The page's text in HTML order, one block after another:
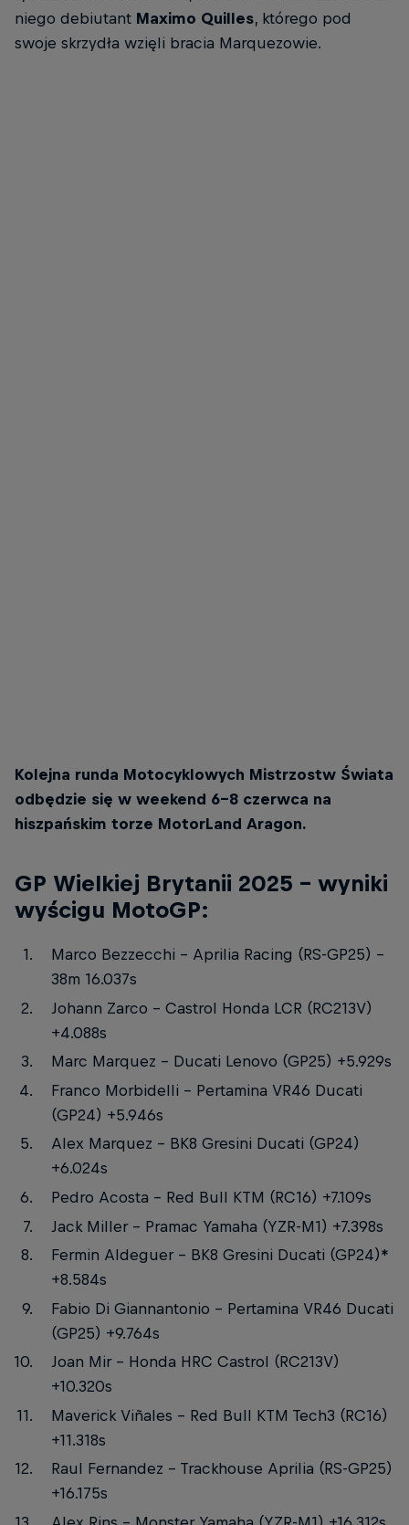
niego debiutant Maximo Quilles, którego pod
swoje skrzydła wzięli bracia Marquezowie.
Kolejna runda Motocyklowych Mistrzostw Świata
odbędzie się w weekend 6-8 czerwca na
hiszpańskim torze MotorLand Aragon.
GP Wielkiej Brytanii 2025 – wyniki
wyścigu MotoGP:
Marco Bezzecchi – Aprilia Racing (RS-GP25) –
38m 16.037s
Johann Zarco – Castrol Honda LCR (RC213V)
+4.088s
Marc Marquez – Ducati Lenovo (GP25) +5.929s
Franco Morbidelli – Pertamina VR46 Ducati
(GP24) +5.946s
Alex Marquez – BK8 Gresini Ducati (GP24)
+6.024s
Pedro Acosta – Red Bull KTM (RC16) +7.109s
Jack Miller – Pramac Yamaha (YZR-M1) +7.398s
Fermin Aldeguer – BK8 Gresini Ducati (GP24)*
+8.584s
Fabio Di Giannantonio – Pertamina VR46 Ducati
(GP25) +9.764s
Joan Mir – Honda HRC Castrol (RC213V)
+10.320s
Maverick Viñales – Red Bull KTM Tech3 (RC16)
+11.318s
Raul Fernandez – Trackhouse Aprilia (RS-GP25)
+16.175s